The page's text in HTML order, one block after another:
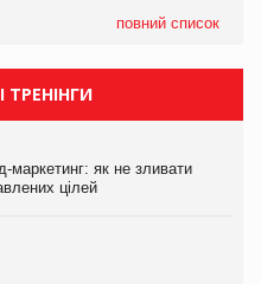
повний список
маркетинг: як не зливати
цілей